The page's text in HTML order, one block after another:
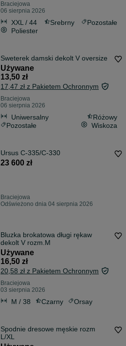
Braciejowa
06 sierpnia 2026
XXL / 44 Srebrny
Pozostałe
Poliester
Sweterek damski dekolt V oversize
Używane
13,50 zł
17,47 zł z Pakietem Ochronnym
Braciejowa
06 sierpnia 2026
Uniwersalny
Różowy
Pozostałe
Wiskoza
Ursus C-335/C-330
23 600 zł
Braciejowa
Odświeżono dnia 04 sierpnia 2026
Bluzka brokatowa długi rękaw
dekolt V rozm.M
Używane
16,50 zł
20,58 zł z Pakietem Ochronnym
Braciejowa
03 sierpnia 2026
M / 38 Czarny Orsay
Spodnie dresowe męskie rozm
L/XL